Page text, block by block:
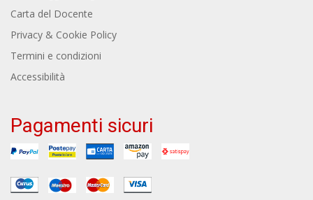
Carta del Docente
Privacy & Cookie Policy
Termini e condizioni
Accessibilità
Pagamenti sicuri